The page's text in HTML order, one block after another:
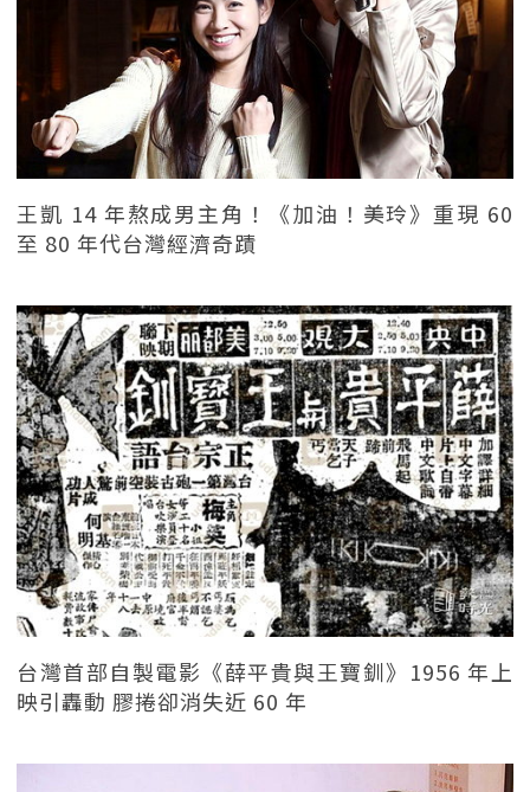
王凱 14 年熬成男主角！《加油！美玲》重現 60
至 80 年代台灣經濟奇蹟
台灣首部自製電影《薛平貴與王寶釧》1956 年上
映引轟動 膠捲卻消失近 60 年